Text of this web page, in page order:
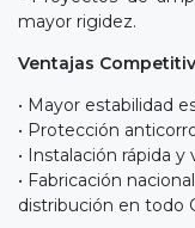
mayor rigidez.
Ventajas
• Mayor estabilidad
• Protección
• Instalación rápida
• Fabricación
distribución en todo